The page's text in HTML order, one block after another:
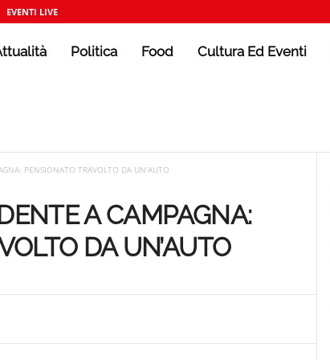
EVENTI LIVE
Politica Food Cultura Ed Eventi
PENSIONATO TRAVOLTO DA UN’AUTO
A CAMPAGNA:
DA UN’AUTO